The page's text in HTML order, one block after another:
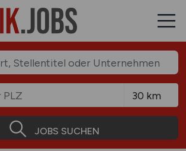
JOBS SUCHEN